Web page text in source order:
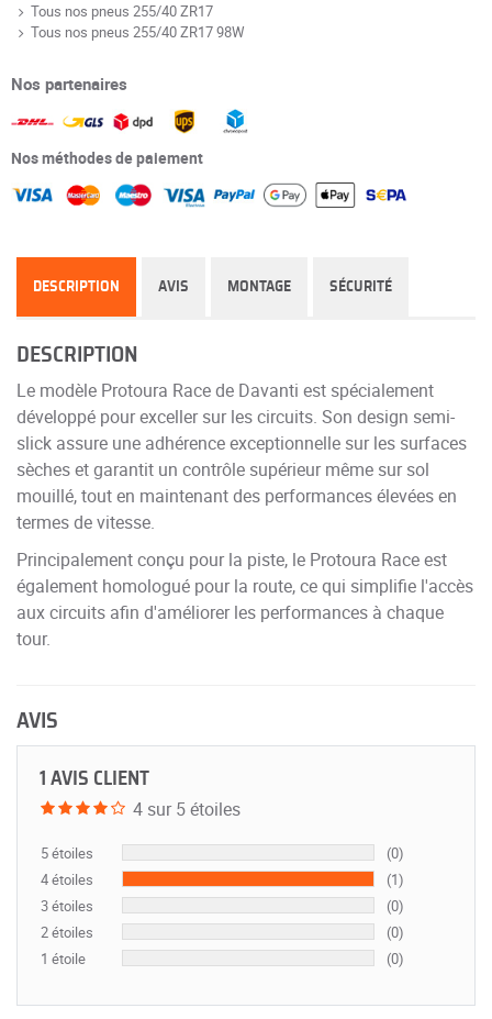
Tous nos pneus 255/40 ZR17
Tous nos pneus 255/40 ZR17 98W
Nos partenaires
Nos méthodes de paiement
DESCRIPTION AVIS MONTAGE SÉCURITÉ
DESCRIPTION
Le modèle Protoura Race de Davanti est spécialement
développé pour exceller sur les circuits. Son design semi-
slick assure une adhérence exceptionnelle sur les surfaces
sèches et garantit un contrôle supérieur même sur sol
mouillé, tout en maintenant des performances élevées en
termes de vitesse.
Principalement conçu pour la piste, le Protoura Race est
également homologué pour la route, ce qui simplifie l'accès
aux circuits afin d'améliorer les performances à chaque
tour.
AVIS
1 AVIS CLIENT
4 sur 5 étoiles
5 étoiles
(0)
4 étoiles
(1)
3 étoiles
(0)
2 étoiles
(0)
1 étoile
(0)